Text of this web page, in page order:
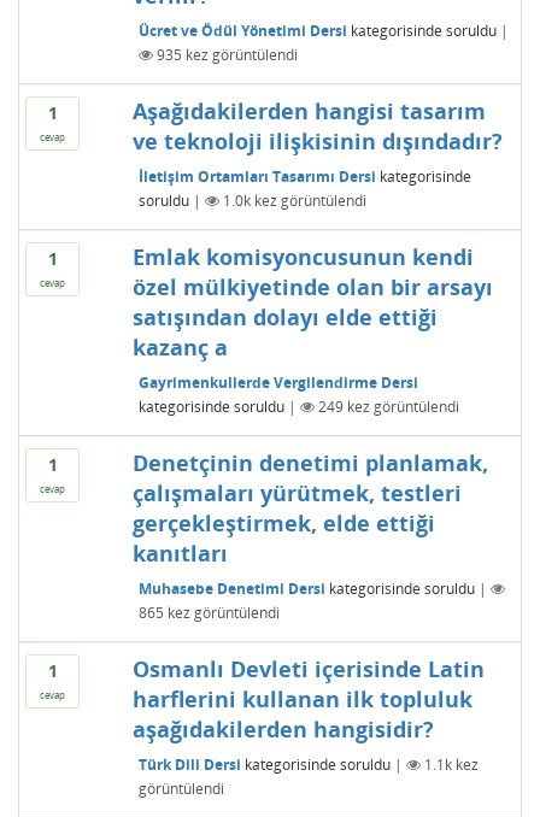
Ücret ve Ödül Yönetimi Dersi kategorisinde soruldu |
935 kez görüntülendi
1
cevap
Aşağıdakilerden hangisi tasarım
ve teknoloji ilişkisinin dışındadır?
İletişim Ortamları Tasarımı Dersi kategorisinde
soruldu | 1.0kkez görüntülendi
1
cevap
Emlak komisyoncusunun kendi
özel mülkiyetinde olan bir arsayı
satışından dolayı elde ettiği
kazanç a
Gayrimenkullerde Vergilendirme Dersi
kategorisinde soruldu | 249kez görüntülendi
1
cevap
Denetçinin denetimi planlamak,
çalışmaları yürütmek, testleri
gerçekleştirmek, elde ettiği
kanıtları
Muhasebe Denetimi Dersi kategorisinde soruldu |
865 kez görüntülendi
1
cevap
Osmanlı Devleti içerisinde Latin
harflerini kullanan ilk topluluk
aşağıdakilerden hangisidir?
Türk Dili Dersi kategorisinde soruldu | 1.1kkez
görüntülendi